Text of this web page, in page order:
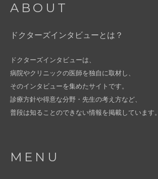
ABOUT
ドクターズインタビューとは？
ドクターズインタビューは、
病院やクリニックの医師を独自に取材し、
そのインタビューを集めたサイトです。
診療方針や得意な分野・先生の考え方など、
普段は知ることのできない情報を掲載しています。
MENU